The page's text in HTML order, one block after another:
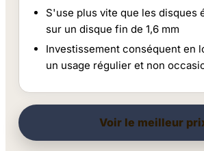
S'use plus vite que les disques
sur un disque fin de 1,6 mm
Investissement conséquent en
un usage régulier et non
Voir le meilleur